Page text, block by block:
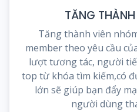
TĂNG
Tăng thành viên
member theo yêu cầu
lượt tương tác, người
top từ khóa tìm kiếm,có
lớn sẽ giúp bạn đẩy
người dùng